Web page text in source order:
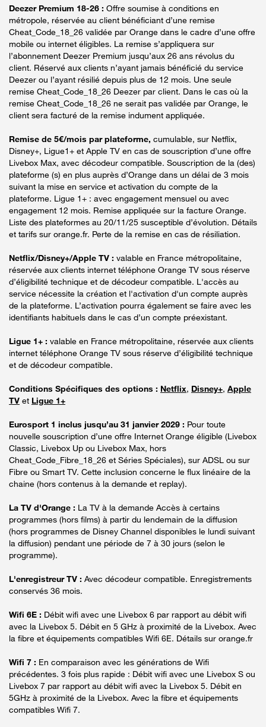
Deezer Premium 18-26 : Offre soumise à conditions en
métropole, réservée au client bénéficiant d’une remise
Cheat_Code_18_26 validée par Orange dans le cadre d’une offre
mobile ou internet éligibles. La remise s’appliquera sur
l’abonnement Deezer Premium jusqu’aux 26 ans révolus du
client. Réservé aux clients n’ayant jamais bénéficié du service
Deezer ou l’ayant résilié depuis plus de 12 mois. Une seule
remise Cheat_Code_18_26 Deezer par client. Dans le cas où la
remise Cheat_Code_18_26 ne serait pas validée par Orange, le
client sera facturé de la remise indument appliquée.
Remise de 5€/mois par plateforme, cumulable, sur Netflix,
Disney+, Ligue1+ et Apple TV en cas de souscription d’une offre
Livebox Max, avec décodeur compatible. Souscription de la (des)
plateforme (s) en plus auprès d’Orange dans un délai de 3 mois
suivant la mise en service et activation du compte de la
plateforme. Ligue 1+ : avec engagement mensuel ou avec
engagement 12 mois. Remise appliquée sur la facture Orange.
Liste des plateformes au 20/11/25 susceptible d’évolution. Détails
et tarifs sur orange.fr. Perte de la remise en cas de résiliation.
Netflix/Disney+/Apple TV : valable en France métropolitaine,
réservée aux clients internet téléphone Orange TV sous réserve
d’éligibilité technique et de décodeur compatible. L'accès au
service nécessite la création et l'activation d'un compte auprès
de la plateforme. L’activation pourra également se faire avec les
identifiants habituels dans le cas d’un compte préexistant.
Ligue 1+ : valable en France métropolitaine, réservée aux clients
internet téléphone Orange TV sous réserve d’éligibilité technique
et de décodeur compatible.
Conditions Spécifiques des options : Netflix, Disney+, Apple
TV et Ligue 1+
Eurosport 1 inclus jusqu’au 31 janvier 2029 : Pour toute
nouvelle souscription d’une offre Internet Orange éligible (Livebox
Classic, Livebox Up ou Livebox Max, hors
Cheat_Code_Fibre_18_26 et Séries Spéciales), sur ADSL ou sur
Fibre ou Smart TV. Cette inclusion concerne le flux linéaire de la
chaine (hors contenus à la demande et replay).
La TV d'Orange : La TV à la demande Accès à certains
programmes (hors films) à partir du lendemain de la diffusion
(hors programmes de Disney Channel disponibles le lundi suivant
la diffusion) pendant une période de 7 à 30 jours (selon le
programme).
L'enregistreur TV : Avec décodeur compatible. Enregistrements
conservés 36 mois.
Wifi 6E : Débit wifi avec une Livebox 6 par rapport au débit wifi
avec la Livebox 5. Débit en 5 GHz à proximité de la Livebox. Avec
la fibre et équipements compatibles Wifi 6E. Détails sur orange.fr
Wifi 7 : En comparaison avec les générations de Wifi
précédentes. 3 fois plus rapide : Débit wifi avec une Livebox S ou
Livebox 7 par rapport au débit wifi avec la Livebox 5. Débit en
5GHz à proximité de la Livebox. Avec la fibre et équipements
compatibles Wifi 7.